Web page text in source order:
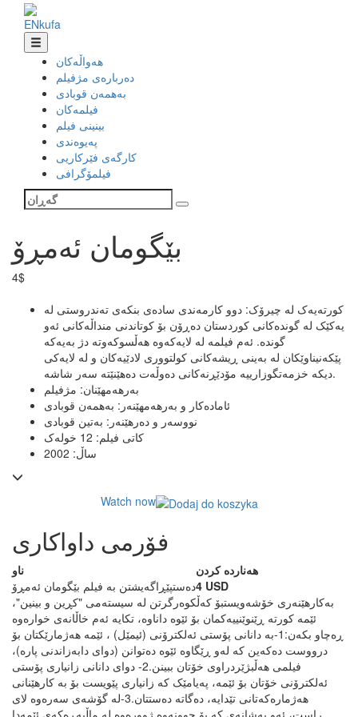
ENkufa
هەواڵەکان
دەربارەی مژفیلم
بەهمەن قوبادی
فیلمەکان
بینینی فیلم
پەیوەندی
کارگەی فێرکاریی
فیلمۆگرافی
بێگومان ئەمڕۆ
4$
کورتەیەک لە چیرۆک: دوو کارمه‌ندی ساده‌ی بنکه‌ی ته‌ندروستی له
یه‌کێک له گونده‌کانی کوردستان دەڕۆن بۆ کوتاندنی منداڵه‌کانی ئه‌و
گونده. ئەم فیلمە لە لایەکەوە هەڵسوکەوتە دژ بەیەکە
پێکەنیناوێکان لە بەینی ڕیشەکانی کولتووری لادێیەکان و لە لایەکی
دیکە خزمەتگوزارییە مۆدێڕنەکانی دەوڵەت دەهێنێتە سەر شاشە.
بەرهەمهێنان: مژفیلم
ئامادەکار و بەرهەمهێنەر: بەهمەن قوبادی
نووسەر و دەرهێنەر: بەتین قوبادی
کاتی فیلم: 12 خولەک
ساڵ: 2002
Watch now
فۆرمی داواکاری
ناو
ھەناردە کردن
دەستپێڕاگەیشتن بە فیلم بێگومان ئەمڕۆ4 USD
بەکارهێنەری خۆشەویستبۆ کەڵکوەرگرتن لە سیستەمی "کڕین و بینین"،
ئێمە کورتە ڕێنوێنییەکمان بۆ ئێوە داناوە، تکایە ئەم خاڵانەی خوارەوە
ڕەچاو بکەن: 1-بە دانانی پۆستی ئەلکترۆنی (ئیمێل) ، ئێمە هەژمارێکتان بۆ
درووست دەکەین کە لەو ڕێگاوە ئێوە دەتوانن (دوای دابەزاندنی پارە)،
فیلمی هەڵبژێردراوی خۆتان ببینن. 2- دوای دانانی زانیاری پۆستی
ئەلکترۆنی خۆتان بۆ ئێمە، پەیامێک کە زانیاری پێویست بۆ بە کارهێنانی
هەژمارەکەتانی تێدایە، دەگاتە دەستتان. 3-له گۆشه‌ی سەرەوە لای
ڕاست، ئه‌و به‌شانه‌ی که بۆ چوونه‌وه‌ ژووره‌وه له ماڵپه‌ڕه‌که‌ی ئێمه‌دا